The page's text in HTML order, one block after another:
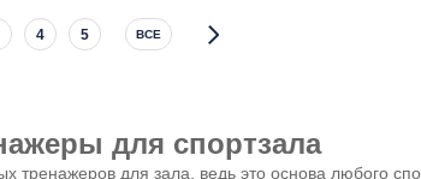
4 5 ВСЕ
для спортзала
для зала, ведь это основа любого